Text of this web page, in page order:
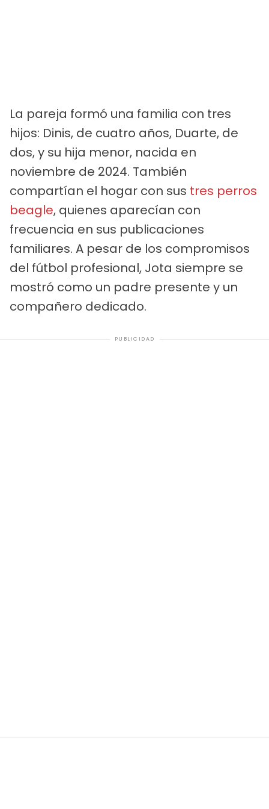
La pareja formó una familia con tres
hijos: Dinis, de cuatro años, Duarte, de
dos, y su hija menor, nacida en
noviembre de 2024. También
compartían el hogar con sus tres perros
beagle, quienes aparecían con
frecuencia en sus publicaciones
familiares. A pesar de los compromisos
del fútbol profesional, Jota siempre se
mostró como un padre presente y un
compañero dedicado.
PUBLICIDAD